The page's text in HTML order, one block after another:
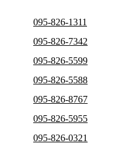
095-826-1311
095-826-7342
095-826-5599
095-826-5588
095-826-8767
095-826-5955
095-826-0321